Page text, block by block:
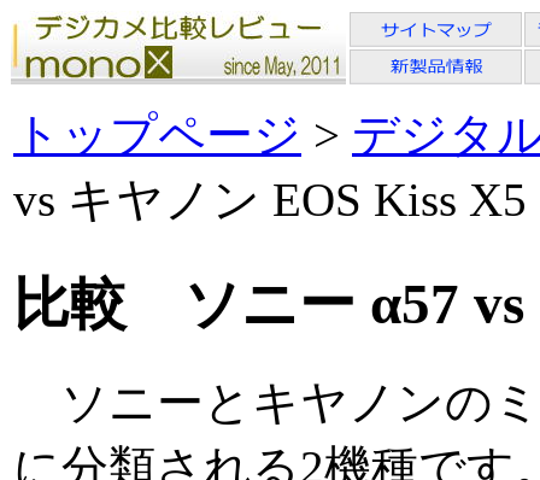
トップページ > デジタ
vs キヤノン EOS Kiss X5
比較 ソニー α57 vs
ソニーとキヤノンの
に分類される2機種です